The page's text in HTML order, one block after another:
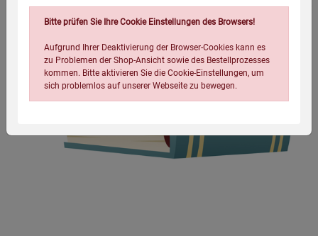
Bitte prüfen Sie Ihre Cookie Einstellungen des Browsers!
Aufgrund Ihrer Deaktivierung der Browser-Cookies kann es
zu Problemen der Shop-Ansicht sowie des Bestellprozesses
kommen. Bitte aktivieren Sie die Cookie-Einstellungen, um
sich problemlos auf unserer Webseite zu bewegen.